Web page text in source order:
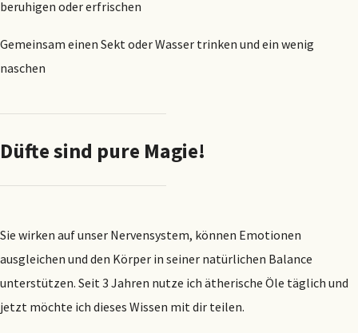
beruhigen oder erfrischen
Gemeinsam einen Sekt oder Wasser trinken und ein wenig
naschen
Düfte sind pure Magie!
Sie wirken auf unser Nervensystem, können Emotionen
ausgleichen und den Körper in seiner natürlichen Balance
unterstützen. Seit 3 Jahren nutze ich ätherische Öle täglich und
jetzt möchte ich dieses Wissen mit dir teilen.